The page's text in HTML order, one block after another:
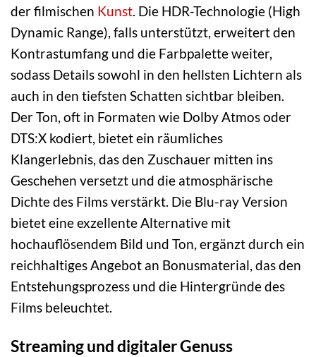
der filmischen Kunst. Die HDR-Technologie (High
Dynamic Range), falls unterstützt, erweitert den
Kontrastumfang und die Farbpalette weiter,
sodass Details sowohl in den hellsten Lichtern als
auch in den tiefsten Schatten sichtbar bleiben.
Der Ton, oft in Formaten wie Dolby Atmos oder
DTS:X kodiert, bietet ein räumliches
Klangerlebnis, das den Zuschauer mitten ins
Geschehen versetzt und die atmosphärische
Dichte des Films verstärkt. Die Blu-ray Version
bietet eine exzellente Alternative mit
hochauflösendem Bild und Ton, ergänzt durch ein
reichhaltiges Angebot an Bonusmaterial, das den
Entstehungsprozess und die Hintergründe des
Films beleuchtet.
Streaming und digitaler Genuss